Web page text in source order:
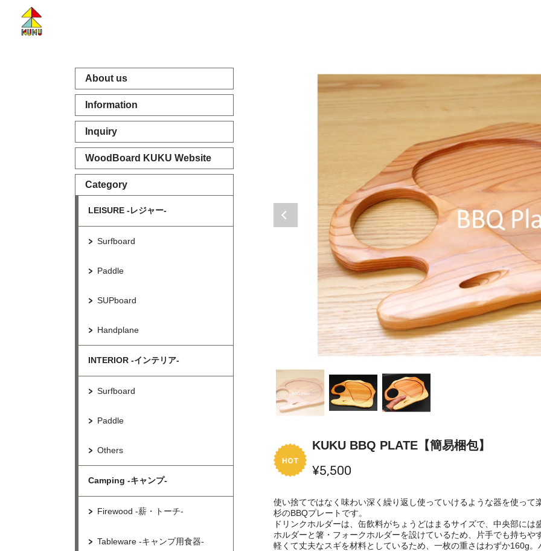
About us
Information
Inquiry
WoodBoard KUKU Website
Category
LEISURE -レジャー-
Surfboard
Paddle
SUPboard
Handplane
INTERIOR -インテリア-
Surfboard
Paddle
Others
Camping -キャンプ-
Firewood -薪・トーチ-
Tableware -キャンプ用食器-
KUKU BBQ PLATE【簡易梱包】
¥5,500
使い捨てではなく味わい深く繰り返し使っていけるような器を使っ
杉のBBQプレートです。
ドリンクホルダーは、缶飲料がちょうどはまるサイズで、中央部に
ホルダーと箸・フォークホルダーを設けているため、片手でも持ちや
軽くて丈夫なスギを材料としているため、一枚の重さはわずか160g。